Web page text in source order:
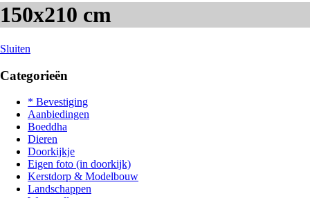
150x210 cm
Sluiten
Categorieën
* Bevestiging
Aanbiedingen
Boeddha
Dieren
Doorkijkje
Eigen foto (in doorkijk)
Kerstdorp & Modelbouw
Landschappen